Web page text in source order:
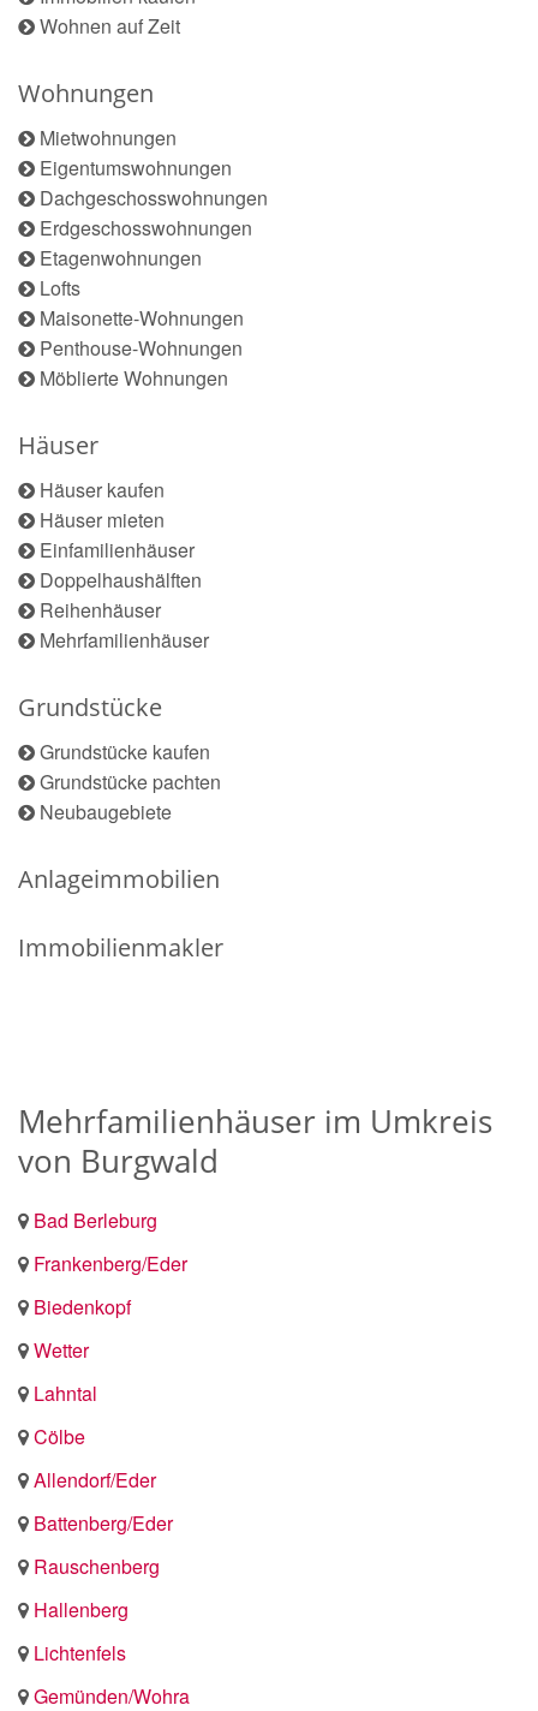
Wohnen auf Zeit
Wohnungen
Mietwohnungen
Eigentumswohnungen
Dachgeschosswohnungen
Erdgeschosswohnungen
Etagenwohnungen
Lofts
Maisonette-Wohnungen
Penthouse-Wohnungen
Möblierte Wohnungen
Häuser
Häuser kaufen
Häuser mieten
Einfamilienhäuser
Doppelhaushälften
Reihenhäuser
Mehrfamilienhäuser
Grundstücke
Grundstücke kaufen
Grundstücke pachten
Neubaugebiete
Anlageimmobilien
Immobilienmakler
Mehrfamilienhäuser im Umkreis
von Burgwald
Bad Berleburg
Frankenberg/Eder
Biedenkopf
Wetter
Lahntal
Cölbe
Allendorf/Eder
Battenberg/Eder
Rauschenberg
Hallenberg
Lichtenfels
Gemünden/Wohra